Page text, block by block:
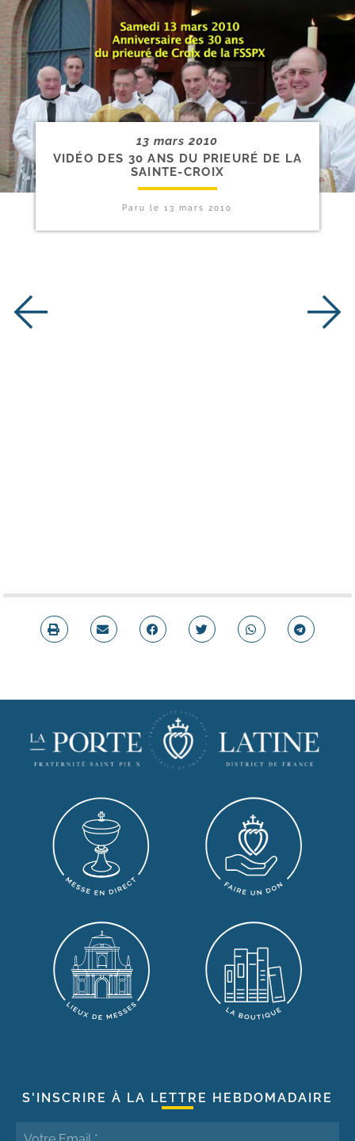
13 mars 2010
VIDÉO DES 30 ANS DU PRIEURÉ DE LA
SAINTE-CROIX
Paru le13 mars 2010
S'INSCRIRE À LA LETTRE HEBDOMADAIRE